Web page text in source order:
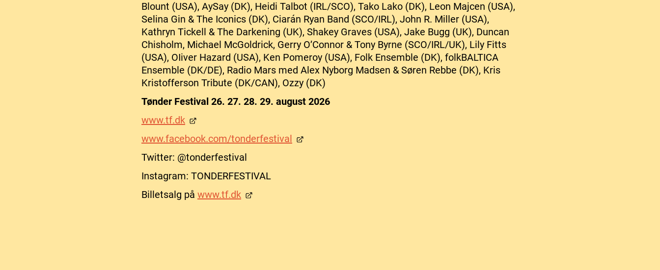
Blount (USA), AySay (DK), Heidi Talbot (IRL/SCO), Tako Lako (DK), Leon Majcen (USA),
Selina Gin & The Iconics (DK), Ciarán Ryan Band (SCO/IRL), John R. Miller (USA),
Kathryn Tickell & The Darkening (UK), Shakey Graves (USA), Jake Bugg (UK), Duncan
Chisholm, Michael McGoldrick, Gerry O’Connor & Tony Byrne (SCO/IRL/UK), Lily Fitts
(USA), OIiver Hazard (USA), Ken Pomeroy (USA), Folk Ensemble (DK), folkBALTICA
Ensemble (DK/DE), Radio Mars med Alex Nyborg Madsen & Søren Rebbe (DK), Kris
Kristofferson Tribute (DK/CAN), Ozzy (DK)
Tønder Festival 26. 27. 28. 29. august 2026
www.tf.dk
www.facebook.com/tonderfestival
Twitter: @tonderfestival
Instagram: TONDERFESTIVAL
Billetsalg på www.tf.dk